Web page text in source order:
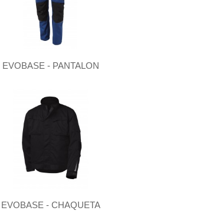
EVOBASE - PANTALON
EVOBASE - CHAQUETA